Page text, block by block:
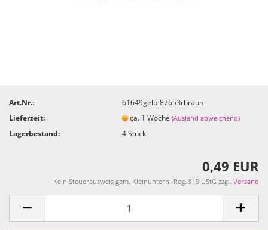
Art.Nr.:
61649gelb-87653rbraun
Lieferzeit:
ca. 1 Woche(Ausland abweichend)
Lagerbestand: 4Stück
0,49 EUR
Kein Steuerausweis gem. Kleinuntern.-Reg. §19 UStG zzgl. Versand